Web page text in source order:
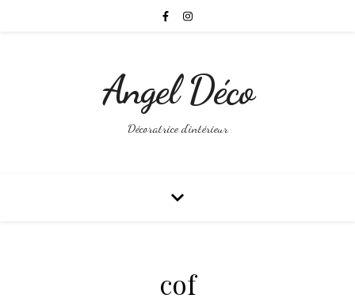
Angel Déco
Décoratrice d'intérieur
cof